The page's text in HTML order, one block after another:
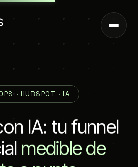
· HUBSPOT · IA
on IA: tufunnel
ial mediblede